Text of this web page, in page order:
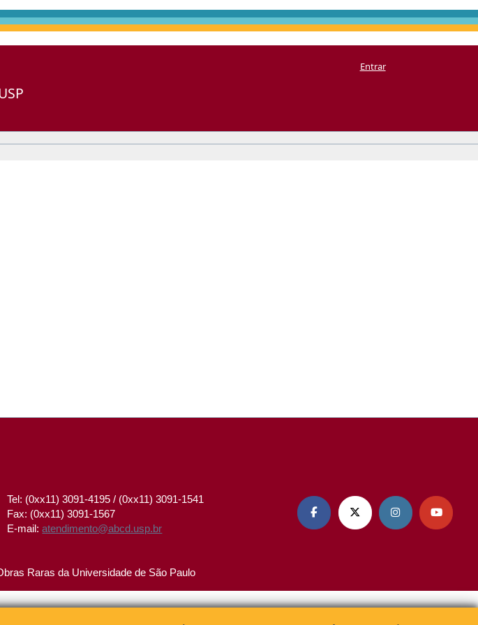
Entrar
Tel: (0xx11) 3091-4195 / (0xx11) 3091-1541
Fax: (0xx11) 3091-1567
E-mail:atendimento@abcd.usp.br
   
Raras da Universidade de São Paulo